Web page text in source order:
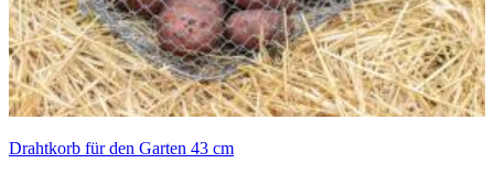
Drahtkorb für den Garten 43 cm